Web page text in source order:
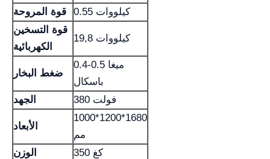
قوة المروحة
0.55 كيلووات
قوة التسخين
الكهربائية
19,8 كيلووات
ضغط البخار
0.4-0.5 ميغا
باسكال
الجهد
380 فولت
الأبعاد
1000*1200*1680
مم
الوزن
350 كغ